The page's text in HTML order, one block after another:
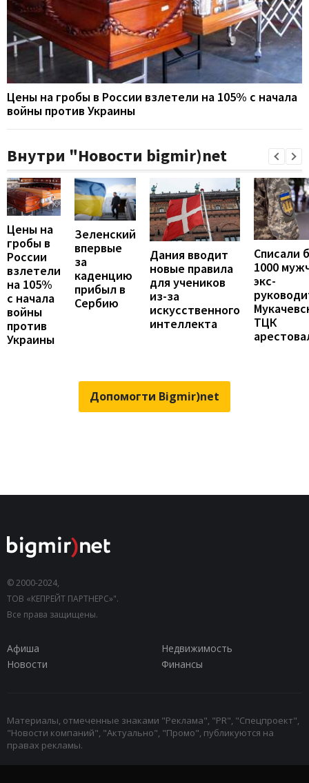
Цены на гробы в России взлетели на 105% с начала
войны против Украины
Внутри "Новости bigmir)net
Цены на
гробы в
России
взлетели
на 105%
с начала
войны
против
Украины
Зеленский
впервые
за
каденцию
прибыл в
Сербию
Дания вводит
новые правила
для учеников
из-за
искусственного
интеллекта
Списали
1000
экс-
ТЦК
Допомогти Bigmir)net
© 2000-2024,
ТОВ «КЕПРЕЙТ ПАРТНЕРС»".
Все права защищены.
Афиша
Недвижимость
Новости
Финансы
Материалы, отмеченные знаками "Реклама", "PR", "Спецпроект",
"Новости компаний", "Актуально", "Промо", публикуются на
правах рекламы.